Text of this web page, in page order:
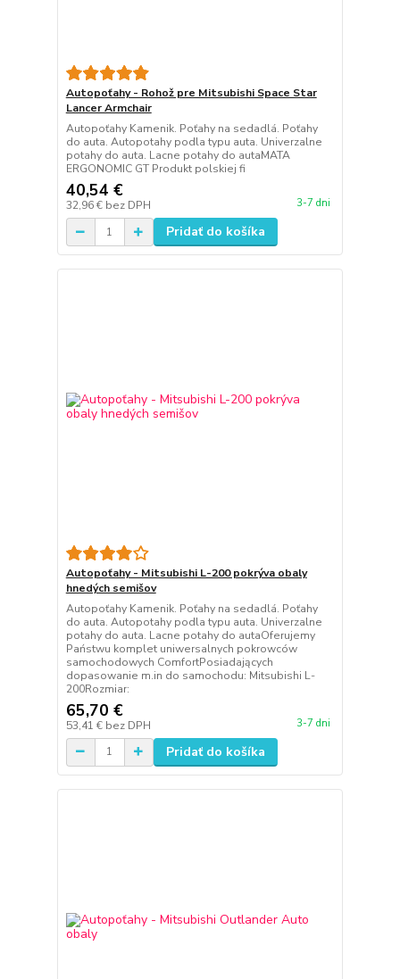
Autopoťahy - Rohož pre Mitsubishi Space Star
Lancer Armchair
Autopoťahy Kamenik. Poťahy na sedadlá. Poťahy
do auta. Autopotahy podla typu auta. Univerzalne
potahy do auta. Lacne potahy do autaMATA
ERGONOMIC GT Produkt polskiej fi
40,54 €
32,96 € bez DPH 3-7 dni
Pridať do košíka
Autopoťahy - Mitsubishi L-200 pokrýva obaly
hnedých semišov
Autopoťahy Kamenik. Poťahy na sedadlá. Poťahy
do auta. Autopotahy podla typu auta. Univerzalne
potahy do auta. Lacne potahy do autaOferujemy
Państwu komplet uniwersalnych pokrowców
samochodowych ComfortPosiadających
dopasowanie m.in do samochodu: Mitsubishi L-
200Rozmiar:
65,70 €
53,41 € bez DPH 3-7 dni
Pridať do košíka